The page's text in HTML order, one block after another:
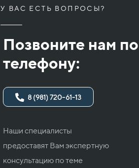
У ВАС ЕСТЬ ВОПРОСЫ?
Позвоните нам по
телефону:
8 (981) 720-61-13
Наши специалисты
предоставят Вам экспертную
консультацию по теме